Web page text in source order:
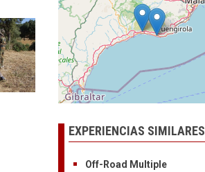
EXPERIENCIAS SIMILARES
Off-Road Multiple